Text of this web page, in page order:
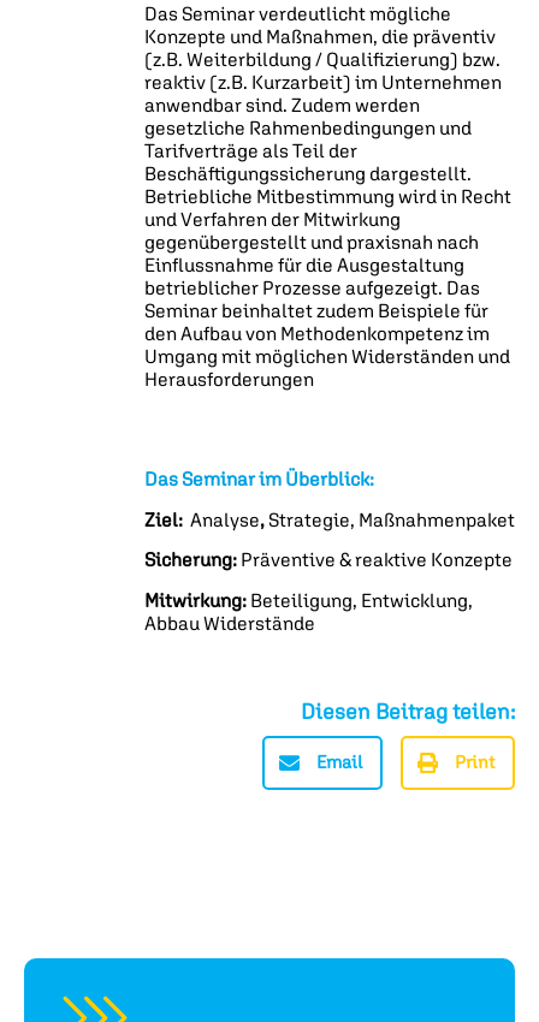
Das Seminar verdeutlicht mögliche
Konzepte und Maßnahmen, die präventiv
(z.B. Weiterbildung / Qualifizierung) bzw.
reaktiv (z.B. Kurzarbeit) im Unternehmen
anwendbar sind. Zudem werden
gesetzliche Rahmenbedingungen und
Tarifverträge als Teil der
Beschäftigungssicherung dargestellt.
Betriebliche Mitbestimmung wird in Recht
und Verfahren der Mitwirkung
gegenübergestellt und praxisnah nach
Einflussnahme für die Ausgestaltung
betrieblicher Prozesse aufgezeigt. Das
Seminar beinhaltet zudem Beispiele für
den Aufbau von Methodenkompetenz im
Umgang mit möglichen Widerständen und
Herausforderungen
Das Seminar im Überblick:
Ziel: Analyse, Strategie, Maßnahmenpaket
Sicherung: Präventive & reaktive Konzepte
Mitwirkung: Beteiligung, Entwicklung,
Abbau Widerstände
Diesen Beitrag teilen:
Email Print